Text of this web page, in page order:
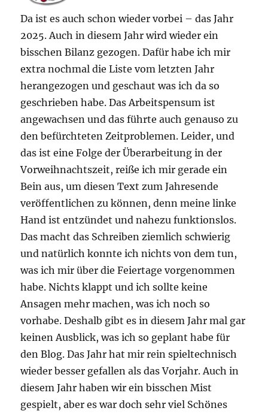
Da ist es auch schon wieder vorbei – das Jahr
2025. Auch in diesem Jahr wird wieder ein
bisschen Bilanz gezogen. Dafür habe ich mir
extra nochmal die Liste vom letzten Jahr
herangezogen und geschaut was ich da so
geschrieben habe. Das Arbeitspensum ist
angewachsen und das führte auch genauso zu
den befürchteten Zeitproblemen. Leider, und
das ist eine Folge der Überarbeitung in der
Vorweihnachtszeit, reiße ich mir gerade ein
Bein aus, um diesen Text zum Jahresende
veröffentlichen zu können, denn meine linke
Hand ist entzündet und nahezu funktionslos.
Das macht das Schreiben ziemlich schwierig
und natürlich konnte ich nichts von dem tun,
was ich mir über die Feiertage vorgenommen
habe. Nichts klappt und ich sollte keine
Ansagen mehr machen, was ich noch so
vorhabe. Deshalb gibt es in diesem Jahr mal gar
keinen Ausblick, was ich so geplant habe für
den Blog. Das Jahr hat mir rein spieltechnisch
wieder besser gefallen als das Vorjahr. Auch in
diesem Jahr haben wir ein bisschen Mist
gespielt, aber es war doch sehr viel Schönes